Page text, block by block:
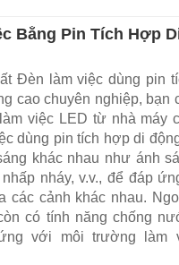
Bằng Pin Tích Hợp
Đèn làm việc dùng pin
cao chuyên nghiệp, bạn
việc LED từ nhà máy
dùng pin tích hợp di
khác nhau như ánh
nháy, v.v., để đáp
các cảnh khác nhau.
có tính năng chống
với môi trường làm